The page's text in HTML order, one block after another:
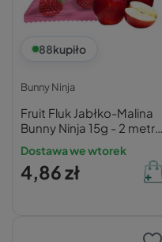
88kupiło
Bunny Ninja
Fruit Fluk Jabłko-Malina
Bunny Ninja 15g - 2 metry
owocowej zabawy bez
cukru
Dostawa we wtorek
4,86 zł